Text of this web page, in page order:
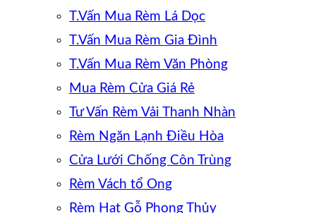
T.Vấn Mua Rèm Lá Dọc
T.Vấn Mua Rèm Gia Đình
T.Vấn Mua Rèm Văn Phòng
Mua Rèm Cửa Giá Rẻ
Tư Vấn Rèm Vải Thanh Nhàn
Rèm Ngăn Lạnh Điều Hòa
Cửa Lưới Chống Côn Trùng
Rèm Vách tổ Ong
Rèm Hạt Gỗ Phong Thủy